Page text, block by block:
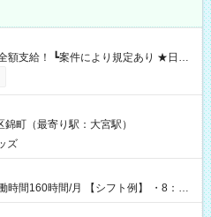
いたその日に現金GET♪ お仕事後はコ
落とせます！ 【試用期間】試
町（最寄り駅：大宮駅）
ズ
月 【シフト例】 ・8：00